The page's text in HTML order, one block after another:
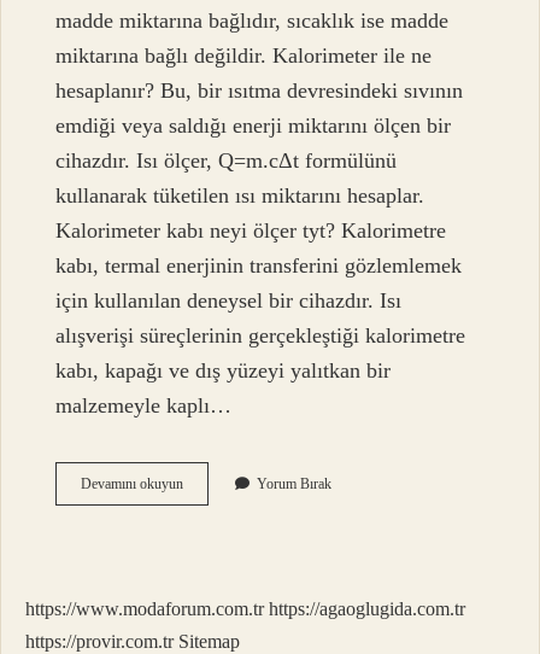
madde miktarına bağlıdır, sıcaklık ise madde
miktarına bağlı değildir. Kalorimeter ile ne
hesaplanır? Bu, bir ısıtma devresindeki sıvının
emdiği veya saldığı enerji miktarını ölçen bir
cihazdır. Isı ölçer, Q=m.cΔt formülünü
kullanarak tüketilen ısı miktarını hesaplar.
Kalorimeter kabı neyi ölçer tyt? Kalorimetre
kabı, termal enerjinin transferini gözlemlemek
için kullanılan deneysel bir cihazdır. Isı
alışverişi süreçlerinin gerçekleştiği kalorimetre
kabı, kapağı ve dış yüzeyi yalıtkan bir
malzemeyle kaplı…
Devamını okuyunKalorimetre
Ile
Yorum Bırak
https://www.modaforum.com.tr https://agaoglugida.com.tr
https://provir.com.tr Sitemap